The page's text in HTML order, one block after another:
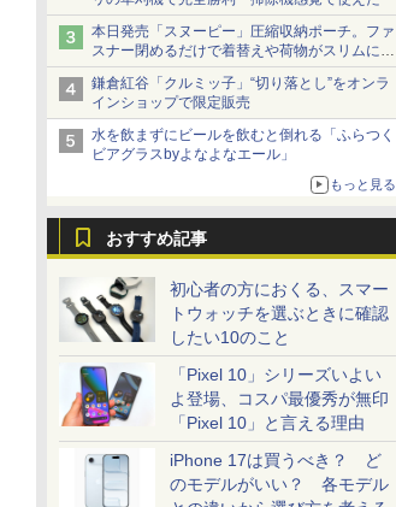
本日発売「スヌーピー」圧縮収納ポーチ。ファ
スナー閉めるだけで着替えや荷物がスリムにま
とまる
鎌倉紅谷「クルミッ子」“切り落とし”をオンラ
インショップで限定販売
水を飲まずにビールを飲むと倒れる「ふらつく
ビアグラスbyよなよなエール」
もっと見る
おすすめ記事
初心者の方におくる、スマー
トウォッチを選ぶときに確認
したい10のこと
「Pixel 10」シリーズいよい
よ登場、コスパ最優秀が無印
「Pixel 10」と言える理由
iPhone 17は買うべき？ ど
のモデルがいい？ 各モデル